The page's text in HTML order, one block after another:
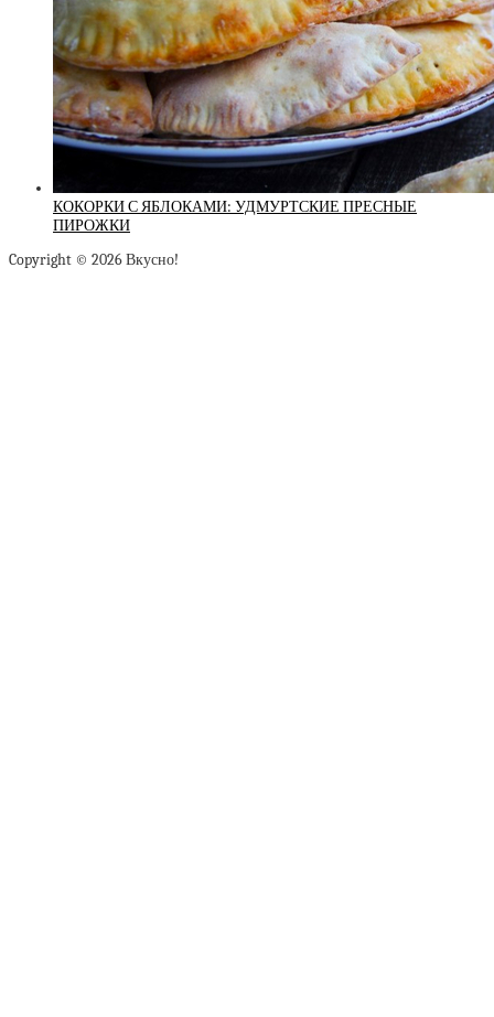
КОКОРКИ С ЯБЛОКАМИ: УДМУРТСКИЕ ПРЕСНЫЕ
ПИРОЖКИ
Copyright © 2026 Вкусно!